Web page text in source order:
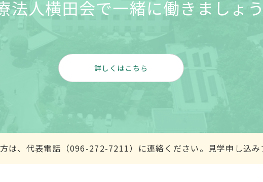
法人横田会で一緒に働きましょう
詳しくはこちら
は、代表電話（096-272-7211）に連絡ください。見学申し込